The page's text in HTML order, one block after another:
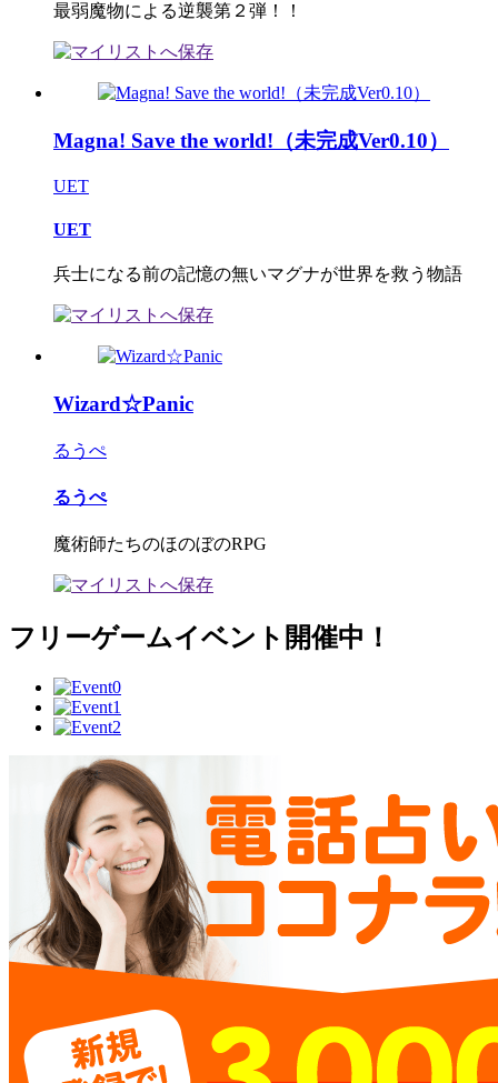
最弱魔物による逆襲第２弾！！
Magna! Save the world!（未完成Ver0.10）
UET
UET
兵士になる前の記憶の無いマグナが世界を救う物語
Wizard☆Panic
るうぺ
るうぺ
魔術師たちのほのぼのRPG
フリーゲームイベント開催中！